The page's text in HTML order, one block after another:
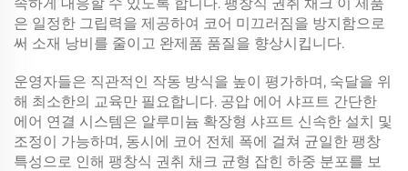
은 일정한 그립력을 제공하여 코어 미끄러짐을 방지함으로
써 소재 낭비를 줄이고 완제품 품질을 향상시킵니다.
운영자들은 직관적인 작동 방식을 높이 평가하며, 숙달을 위
해 최소한의 교육만 필요합니다. 공압 에어 샤프트 간단한
에어 연결 시스템은 알루미늄 확장형 샤프트 신속한 설치 및
조정이 가능하며, 동시에 코어 전체 폭에 걸쳐 균일한 팽창
특성으로 인해 팽창식 권취 채크 균형 잡힌 하중 분포를 보